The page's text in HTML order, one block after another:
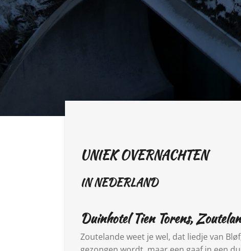
UNIEK OVERNACHTEN
IN NEDERLAND
Duinhotel Tien Torens,
Zoutelande weet je wel, dat liedje van